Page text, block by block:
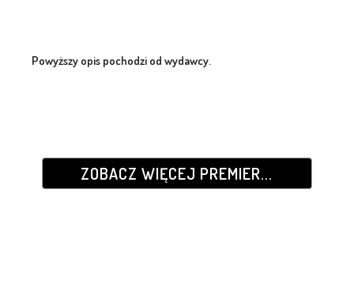
Powyższy opis pochodzi od wydawcy.
ZOBACZ WIĘCEJ PREMIER...